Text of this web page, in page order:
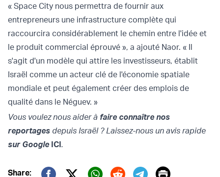
« Space City nous permettra de fournir aux
entrepreneurs une infrastructure complète qui
raccourcira considérablement le chemin entre l'idée et
le produit commercial éprouvé », a ajouté Naor. « Il
s'agit d'un modèle qui attire les investisseurs, établit
Israël comme un acteur clé de l'économie spatiale
mondiale et peut également créer des emplois de
qualité dans le Néguev. »
Vous voulez nous aider à faire connaître nos
reportages depuis Israël ? Laissez-nous un avis rapide
sur Google ICI.
Share: Print